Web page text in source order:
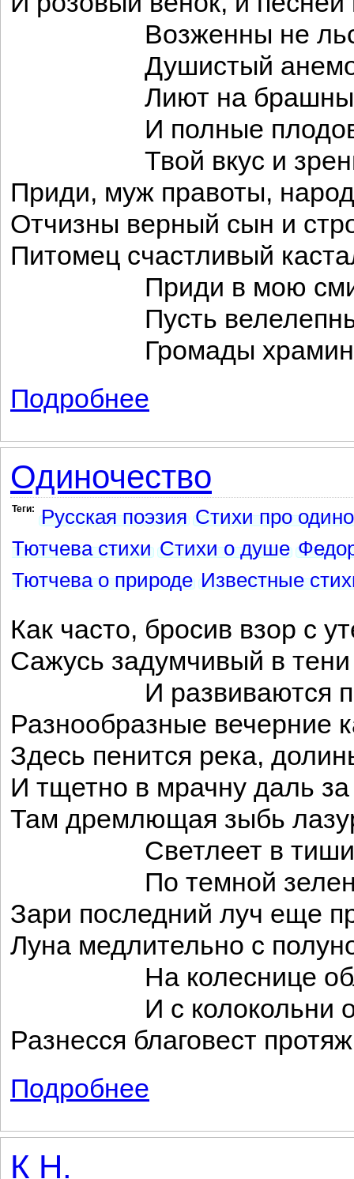
Возженны не
Душистый анемон
Лиют на брашны
И полные плодов
Твой вкус и зренье
Приди, муж правоты,
Отчизны верный сын и
Питомец счастливый
Приди в мою
Пусть велелепные
Громады храмин
Подробнее
Одиночество
Теги: Русская поэзия Стихи про
Тютчева стихи Стихи о душе
Тютчева о природе Известные
Как часто, бросив взор с
Сажусь задумчивый в тени
И развиваются
Разнообразные вечерние
Здесь пенится река,
И тщетно в мрачну даль
Там дремлющая зыбь
Светлеет в тишине
По темной зелени
Зари последний луч еще
Луна медлительно с
На колеснице
И с колокольни
Разнесся благовест
Подробнее
К Н.